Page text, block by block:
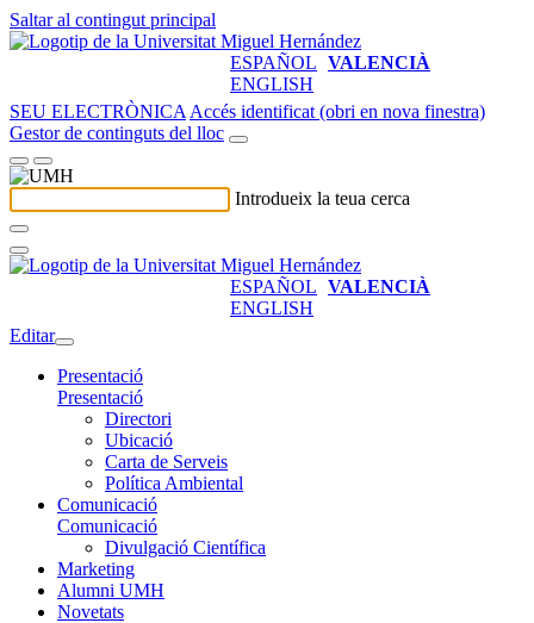
Saltar al contingut principal
ESPAÑOL VALENCIÀ
ENGLISH
SEU ELECTRÒNICA Accés identificat (obri en nova finestra)
Gestor de continguts del lloc
Introdueix la teua cerca
ESPAÑOL VALENCIÀ
ENGLISH
Editar
Presentació
Presentació
Directori
Ubicació
Carta de Serveis
Política Ambiental
Comunicació
Comunicació
Divulgació Científica
Marketing
Alumni UMH
Novetats